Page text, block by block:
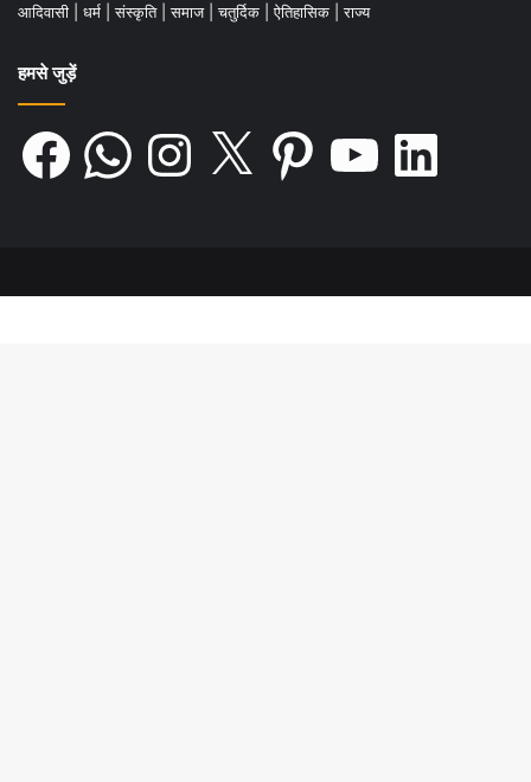
आदिवासी
धर्म संस्कृति समाज चतुर्दिक ऐतिहासिक राज्य
हमसे जुड़ें
Facebook WhatsAppInstagram Pinterest LinkedIn